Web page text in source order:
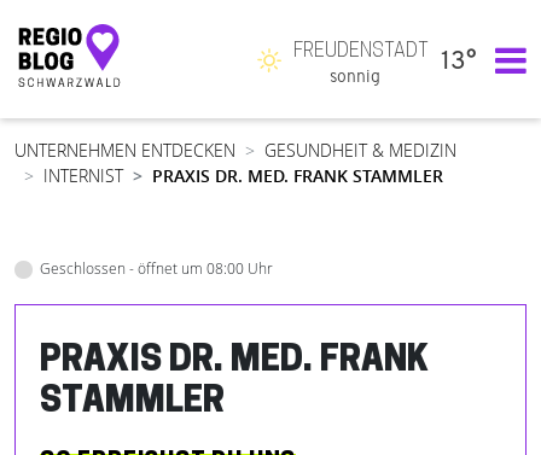
Hauptnavigation
FREUDENSTADT
sonnig
13°
UNTERNEHMEN ENTDECKEN
GESUNDHEIT & MEDIZIN
INTERNIST
PRAXIS DR. MED. FRANK STAMMLER
Geschlossen - öffnet um 08:00 Uhr
PRAXIS DR. MED. FRANK
STAMMLER